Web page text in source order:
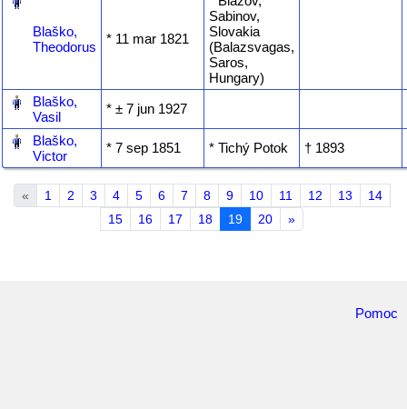
Blaško,
Theodorus
* ‎11 mar 1821
Sabinov,
Slovakia
(Balazsvagas,
Saros,
Hungary)
Blaško,
Vasil
* ‎± 7 jun 1927
Blaško,
Victor
* ‎7 sep 1851 * Tichý Potok † ‎1893
« 1 2 3 4 5 6 7 8 9 10 11 12 13
14
15
16 17 18 19 20 »
Pomoc